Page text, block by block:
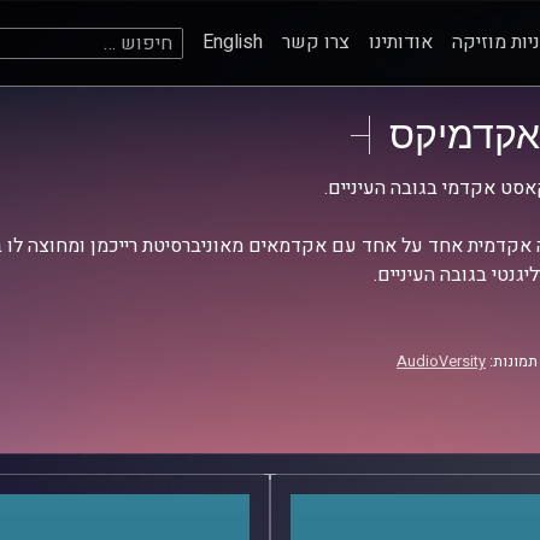
מוזיקה אודותינו צרו קשר English חיפוש:
אקדמיקס
אקדמי בגובה העיניים.
אקדמית אחד על אחד עם אקדמאים מאוניברסיטת רייכמן ומחוצה לו
בגובה העיניים.
AudioVersity